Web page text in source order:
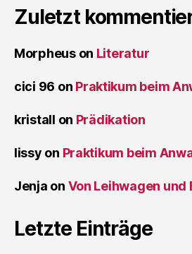
Zuletzt
Morpheuson Literatur
cici 96 on Praktikum beim
kristall on Prädikation
lissy on Praktikum beim
Jenja on Von Leihwagen und
Letzte Einträge